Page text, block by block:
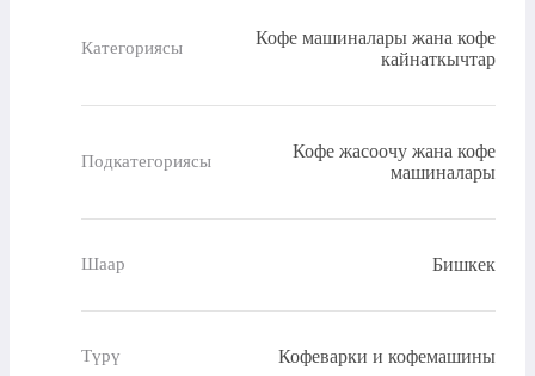
Категориясы
Кофе машиналары жана кофе
кайнаткычтар
Подкатегориясы
Кофе жасоочу жана кофе
машиналары
Шаар Бишкек
Түрү Кофеварки и кофемашины